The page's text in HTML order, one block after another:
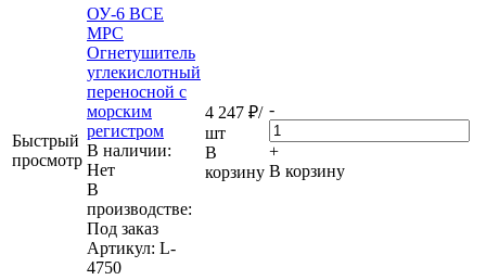
Быстрый
просмотр
ОУ-6 ВСЕ
МРС
Огнетушитель
углекислотный
переносной с
морским
регистром
В наличии:
Нет
В
производстве:
Под заказ
Артикул: L-
4750
4 247 ₽/
шт
В
корзину
-
+
В корзину